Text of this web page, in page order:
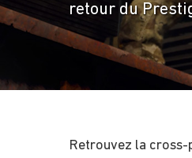
retour du
Retrouvez la cross-